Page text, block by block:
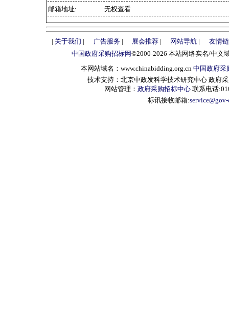
邮箱地址:
无权查看
| 关于我们 | 广告服务| 展会推荐| 网站导航 |
友情
中国政府采购招标网©2000-2026 本站网络实名/中文
本网站域名：www.chinabidding.org.cn 中国政府采
技术支持：北京中政发科学技术研究中心 政府
网站管理： 政府采购招标中心 联系电话
标讯接收邮箱: